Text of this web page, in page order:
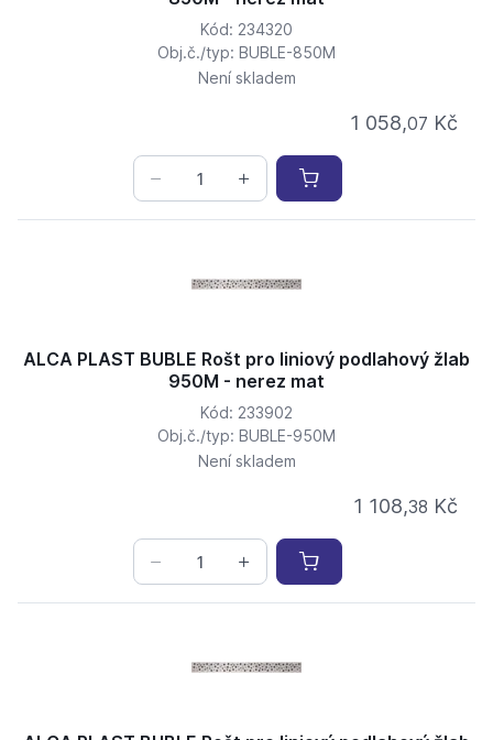
Kód: 234320
Obj.č./typ: BUBLE-850M
Není skladem
1 058,07 Kč
ALCA PLAST BUBLE Rošt pro liniový podlahový žlab
950M - nerez mat
Kód: 233902
Obj.č./typ: BUBLE-950M
Není skladem
1 108,38 Kč